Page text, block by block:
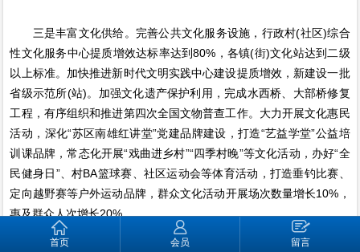
三是丰富文化供给。完善公共文化服务设施，行政村(社区)综合
性文化服务中心提质增效达标率达到80%，各镇(街)文化站达到二级
以上标准。加快推进新时代文明实践中心建设提质增效，新建设一批
省级示范所(站)。加强文化遗产保护利用，完成水西桥、大部桥修复
工程，有序组织和推进第四次全国文物普查工作。大力开展文化惠民
活动，深化“苏区南雄红讲堂”党建品牌建设，打造“艺益学堂”公益培
训课品牌，常态化开展“戏曲进乡村”“四季村晚”等文化活动，办好“全
民健身日”、村BA篮球赛、社区运动会等体育活动，打造垂钓比赛、
定向越野赛等户外运动品牌，群众文化活动开展场次数量增长10%，
惠及群众人次增长20%。
首页 会员 留言